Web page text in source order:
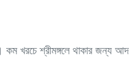
খরচে শ্রীমঙ্গলে থাকার জন্য